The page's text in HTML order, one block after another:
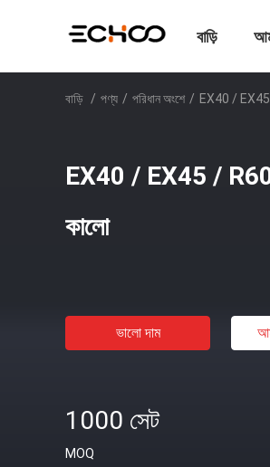
বাড়ি
বাড়ি / পণ্য / পরিধান অংশে / EX40 / EX45 /
EX40 / EX45 / R60
কালো
ভালো দাম
1000 সেট
MOQ